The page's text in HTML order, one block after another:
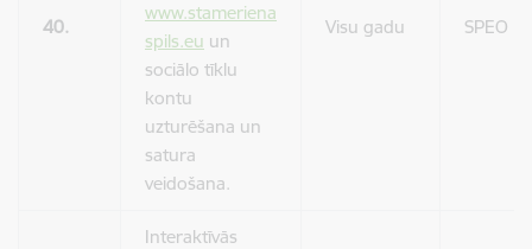
40.
www.stameriena
spils.eu un
sociālo tīklu
kontu
uzturēšana un
satura
veidošana.
Visu gadu SPEO
Interaktīvās